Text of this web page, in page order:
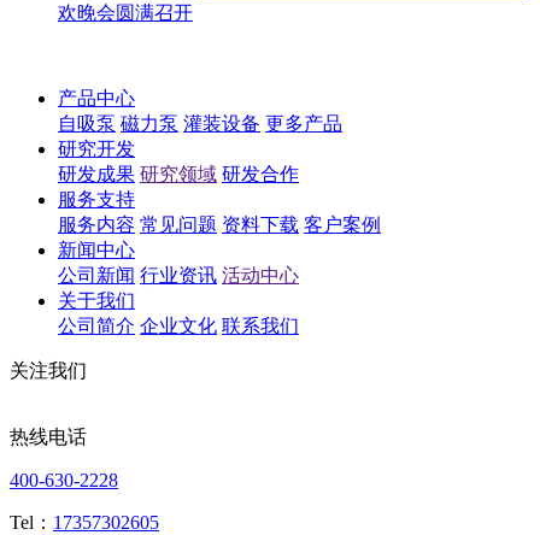
欢晚会圆满召开
产品中心
自吸泵 磁力泵 灌装设备 更多产品
研究开发
研发成果 研究领域 研发合作
服务支持
服务内容 常见问题 资料下载 客户案例
新闻中心
公司新闻 行业资讯 活动中心
关于我们
公司简介 企业文化 联系我们
关注我们
热线电话
400-630-2228
Tel： 17357302605